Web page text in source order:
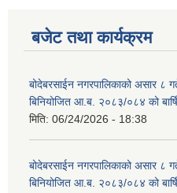
बजेट तथा कार्यक्रम
बोदेबरसाईन नगरपालिकाको असार
बिनियोजित आ.ब. २०८३/०८४ को
मिति: 06/24/2026 - 18:38
बोदेबरसाईन नगरपालिकाको असार
बिनियोजित आ.ब. २०८३/०८४ को